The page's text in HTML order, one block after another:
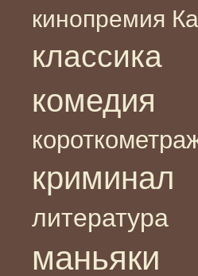
кинопремия
классика
комедия
криминал
литература
маньяки